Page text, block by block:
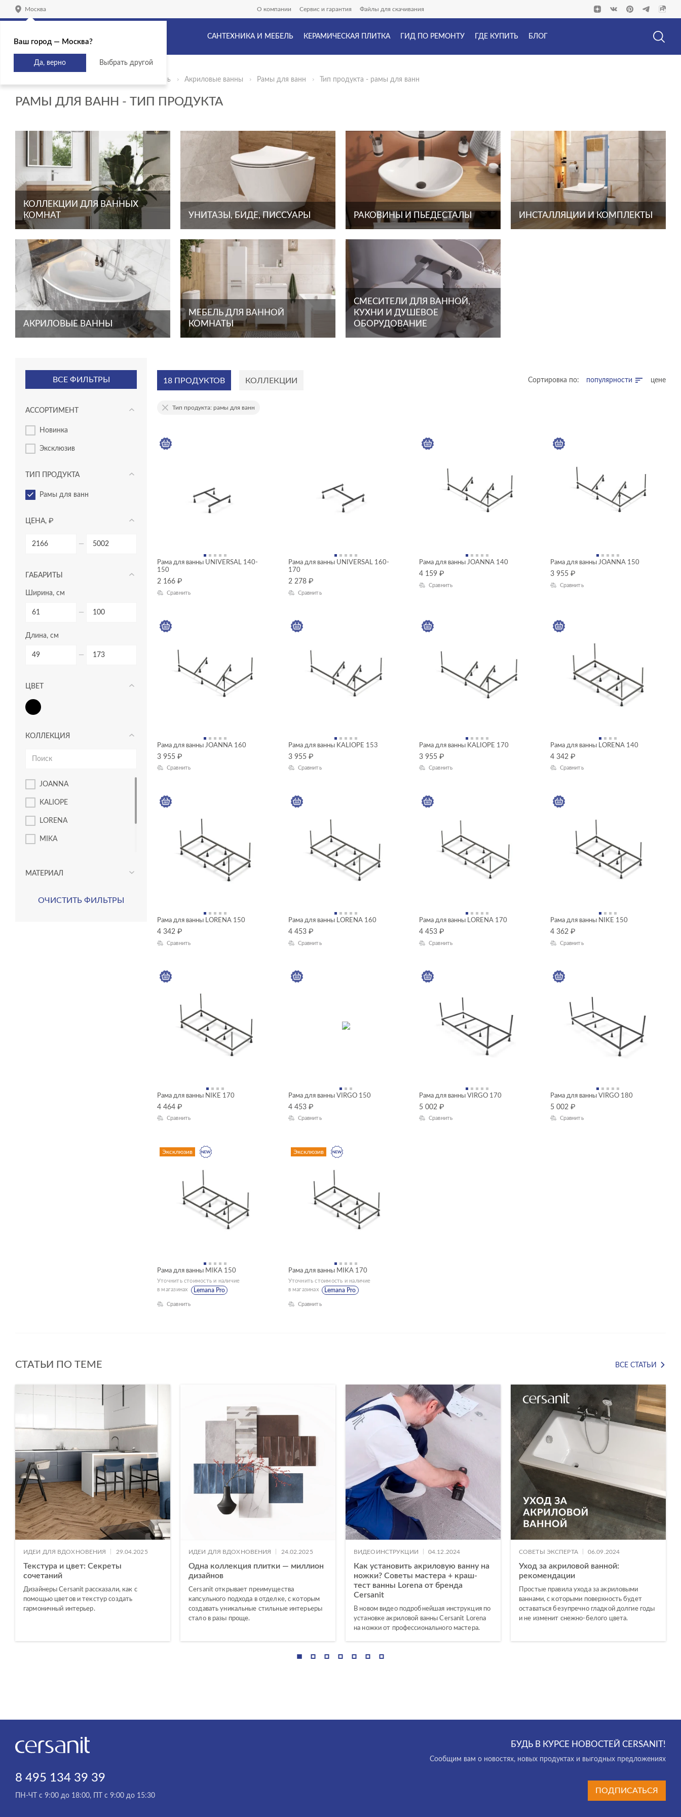
Москва О компании Сервис и гарантия Файлы для скачивания
САНТЕХНИКА И МЕБЕЛЬ КЕРАМИЧЕСКАЯ ПЛИТКА ГИД ПО РЕМОНТУ ГДЕ КУПИТЬ БЛОГ
Сантехника и мебель Акриловые ванны Рамы для ванн Тип продукта - рамы для ванн
РАМЫ ДЛЯ ВАНН - ТИП ПРОДУКТА
КОЛЛЕКЦИИ ДЛЯ ВАННЫХ
КОМНАТ
УНИТАЗЫ, БИДЕ, ПИССУАРЫ РАКОВИНЫ И ПЬЕДЕСТАЛЫ ИНСТАЛЛЯЦИИ И КОМПЛЕКТЫ
АКРИЛОВЫЕ ВАННЫ
МЕБЕЛЬ ДЛЯ ВАННОЙ
КОМНАТЫ
СМЕСИТЕЛИ ДЛЯ ВАННОЙ,
КУХНИ И ДУШЕВОЕ
ОБОРУДОВАНИЕ
ВСЕ ФИЛЬТРЫ
АССОРТИМЕНТ
новинка
эксклюзив
ТИП ПРОДУКТА
рамы для ванн
ЦЕНА, ₽
—
ГАБАРИТЫ
Ширина, см
—
Длина, см
—
ЦВЕТ
КОЛЛЕКЦИЯ
JOANNA
KALIOPE
LORENA
MIKA
UNIVERSAL
МАТЕРИАЛ
ОЧИСТИТЬ ФИЛЬТРЫ
18 ПРОДУКТОВ КОЛЛЕКЦИИ Сортировка по: популярности цене
Тип продукта: рамы для ванн
Рама для ванны UNIVERSAL 140-
150
2 166 ₽
Сравнить
Рама для ванны UNIVERSAL 160-
170
2 278 ₽
Сравнить
Рама для ванны JOANNA 140
4 159 ₽
Сравнить
Рама для ванны JOANNA 150
3 955 ₽
Сравнить
Рама для ванны JOANNA 160
3 955 ₽
Сравнить
Рама для ванны KALIOPE 153
3 955 ₽
Сравнить
Рама для ванны KALIOPE 170
3 955 ₽
Сравнить
Рама для ванны LORENA 140
4 342 ₽
Сравнить
Рама для ванны LORENA 150
4 342 ₽
Сравнить
Рама для ванны LORENA 160
4 453 ₽
Сравнить
Рама для ванны LORENA 170
4 453 ₽
Сравнить
Рама для ванны NIKE 150
4 362 ₽
Сравнить
Рама для ванны NIKE 170
4 464 ₽
Сравнить
Рама для ванны VIRGO 150
4 453 ₽
Сравнить
Рама для ванны VIRGO 170
5 002 ₽
Сравнить
Рама для ванны VIRGO 180
5 002 ₽
Сравнить
Эксклюзив
Рама для ванны MIKA 150
Уточнить стоимость и наличие
в магазинах
Lemana Pro
Сравнить
Эксклюзив
Рама для ванны MIKA 170
Уточнить стоимость и наличие
в магазинах
Lemana Pro
Сравнить
СТАТЬИ ПО ТЕМЕ ВСЕ СТАТЬИ
ИДЕИ ДЛЯ ВДОХНОВЕНИЯ 29.04.2025
Текстура и цвет: Секреты
сочетаний
Дизайнеры Cersanit рассказали, как с
помощью цветов и текстур создать
гармоничный интерьер.
ИДЕИ ДЛЯ ВДОХНОВЕНИЯ 24.02.2025
Одна коллекция плитки — миллион
дизайнов
Cersanit открывает преимущества
капсульного подхода в отделке, с которым
создавать уникальные стильные интерьеры
стало в разы проще.
ВИДЕОИНСТРУКЦИИ 04.12.2024
Как установить акриловую ванну на
ножки? Советы мастера + краш-
тест ванны Lorena от бренда
Cersanit
В новом видео подробнейшая инструкция по
установке акриловой ванны Cersanit Lorena
на ножки от профессионального мастера.
СОВЕТЫ ЭКСПЕРТА 06.09.2024
Уход за акриловой ванной:
рекомендации
Простые правила ухода за акриловыми
ваннами, с которыми поверхность будет
оставаться безупречно гладкой долгие годы
и не изменит снежно-белого цвета.
8 495 134 39 39
ПН-ЧТ с 9:00 до 18:00, ПТ с 9:00 до 15:30
БУДЬ В КУРСЕ НОВОСТЕЙ CERSANIT!
Cообщим вам о новостях, новых продуктах и выгодных предложениях
ПОДПИСАТЬСЯ
Ваш город — Москва?
Да, верно Выбрать другой